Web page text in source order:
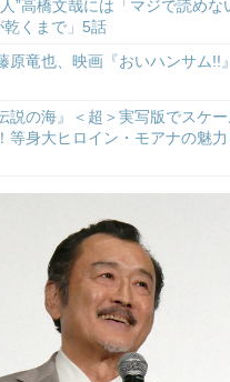
”高橋文哉には「マジで読めな
乾くまで」5話
原竜也、映画『おいハンサム!!
説の海』＜超＞実写版でスケ
等身大ヒロイン・モアナの魅